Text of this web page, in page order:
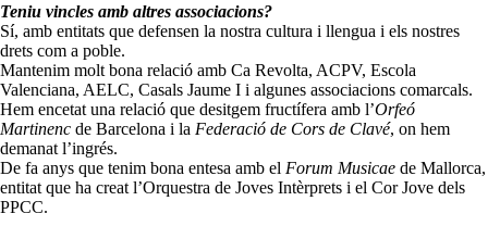
Teniu vincles amb altres associacions?
Sí, amb entitats que defensen la nostra cultura i llengua i els nostres
drets com a poble.
Mantenim molt bona relació amb Ca Revolta, ACPV, Escola
Valenciana, AELC, Casals Jaume I i algunes associacions comarcals.
Hem encetat una relació que desitgem fructífera amb l’Orfeó
Martinenc de Barcelona i la Federació de Cors de Clavé, on hem
demanat l’ingrés.
De fa anys que tenim bona entesa amb el Forum Musicae de Mallorca,
entitat que ha creat l’Orquestra de Joves Intèrprets i el Cor Jove dels
PPCC.